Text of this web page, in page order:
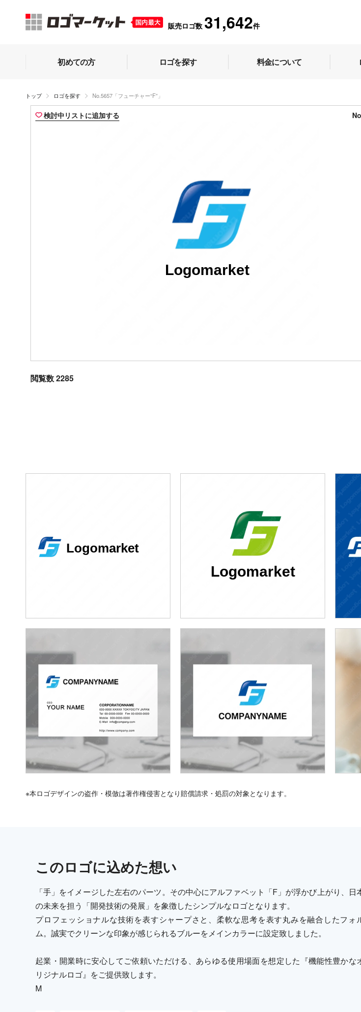
販売ロゴ数 31,642件
初めての方 ロゴを探す 料金について
トップ ロゴを探す No.5657「フューチャー“F”」
検討中リストに追加する
Logomarket
閲覧数 2285
Logomarket
Logomarket
※本ロゴデザインの盗作・模倣は著作権侵害となり賠償請求・処罰の対象となります。
このロゴに込めた想い
「手」をイメージした左右のパーツ。その中心にアルファベット「F」が浮かび上がり、日
の未来を担う「開発技術の発展」を象徴したシンプルなロゴとなります。
プロフェッショナルな技術を表すシャープさと、柔軟な思考を表す丸みを融合したフォ
ム。誠実でクリーンな印象が感じられるブルーをメインカラーに設定致しました。
起業・開業時に安心してご依頼いただける、あらゆる使用場面を想定した『機能性豊かな
リジナルロゴ』をご提供致します。
M